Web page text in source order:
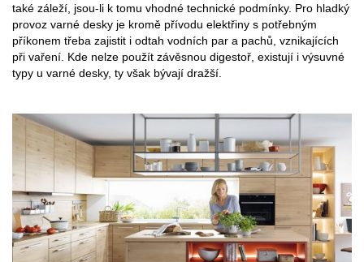
také záleží, jsou-li k tomu vhodné technické podmínky. Pro hladký
provoz varné desky je kromě přívodu elektřiny s potřebným
příkonem třeba zajistit i odtah vodních par a pachů, vznikajících
při vaření. Kde nelze použít závěsnou digestoř, existují i výsuvné
typy u varné desky, ty však bývají dražší.